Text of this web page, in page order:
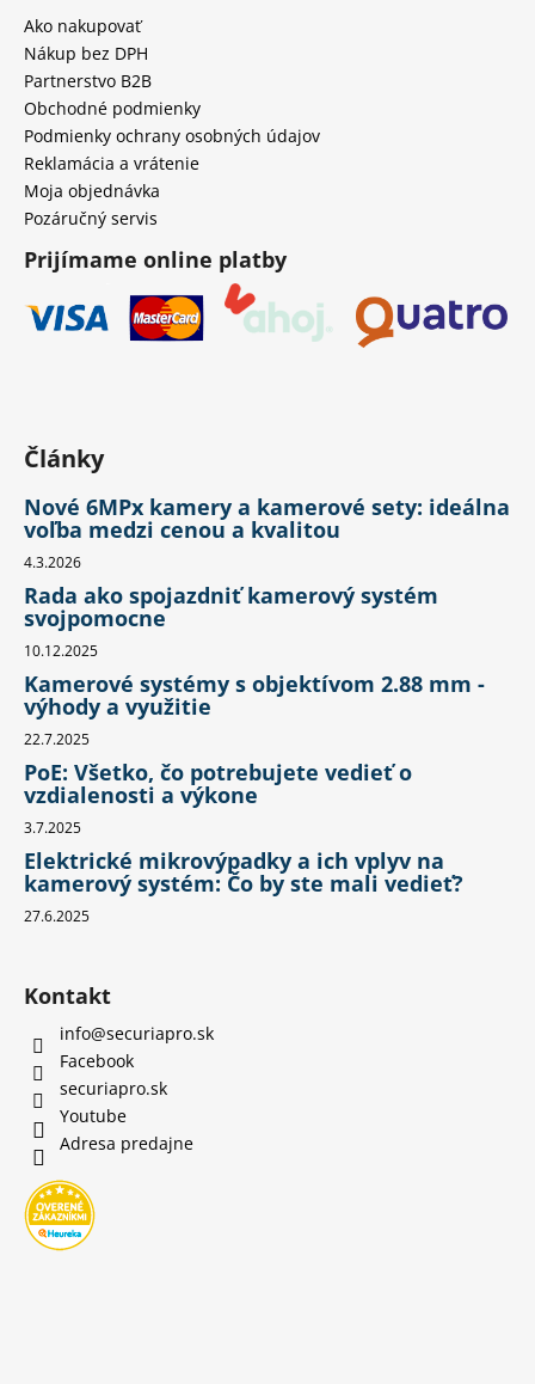
Ako nakupovať
Nákup bez DPH
Partnerstvo B2B
Obchodné podmienky
Podmienky ochrany osobných údajov
Reklamácia a vrátenie
Moja objednávka
Pozáručný servis
Prijímame online platby
Články
Nové 6MPx kamery a kamerové sety: ideálna
voľba medzi cenou a kvalitou
4.3.2026
Rada ako spojazdniť kamerový systém
svojpomocne
10.12.2025
Kamerové systémy s objektívom 2.88 mm -
výhody a využitie
22.7.2025
PoE: Všetko, čo potrebujete vedieť o
vzdialenosti a výkone
3.7.2025
Elektrické mikrovýpadky a ich vplyv na
kamerový systém: Čo by ste mali vedieť?
27.6.2025
Kontakt
info@securiapro.sk
Facebook
securiapro.sk
Youtube
Adresa predajne